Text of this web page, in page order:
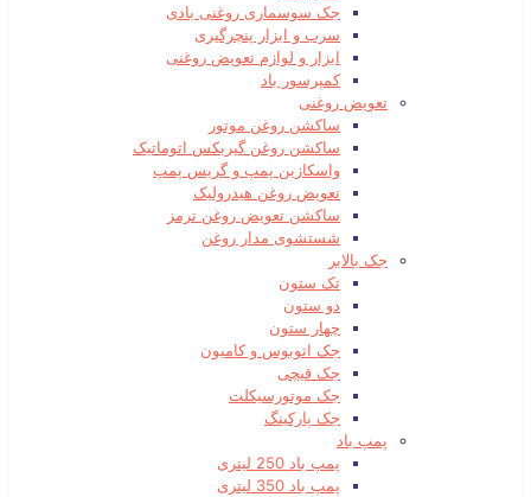
جک سوسماری روغنی بادی
سرب و ابزار پنچرگیری
ابزار و لوازم تعویض روغنی
کمپرسور باد
تعویض روغنی
ساکشن روغن موتور
ساکشن روغن گیربکس اتوماتیک
واسکازین پمپ و گریس پمپ
تعویض روغن هیدرولیک
ساکشن تعویض روغن ترمز
شستشوی مدار روغن
جک بالابر
تک ستون
دو ستون
چهار ستون
جک اتوبوس و کامیون
جک قیچی
جک موتورسیکلت
جک پارکینگ
پمپ باد
پمپ باد 250 لیتری
پمپ باد 350 لیتری